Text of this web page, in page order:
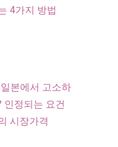
4가지 방법
본에서 고소하
인정되는 요건
시장가격